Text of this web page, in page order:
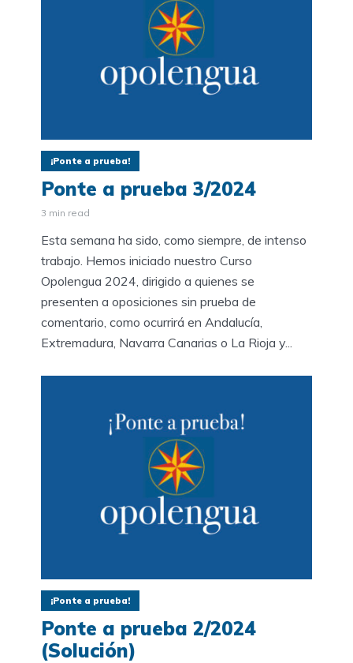
¡Ponte a prueba!
Ponte a prueba 3/2024
3 min read
Esta semana ha sido, como siempre, de intenso
trabajo. Hemos iniciado nuestro Curso
Opolengua 2024, dirigido a quienes se
presenten a oposiciones sin prueba de
comentario, como ocurrirá en Andalucía,
Extremadura, Navarra Canarias o La Rioja y...
¡Ponte a prueba!
Ponte a prueba 2/2024
(Solución)